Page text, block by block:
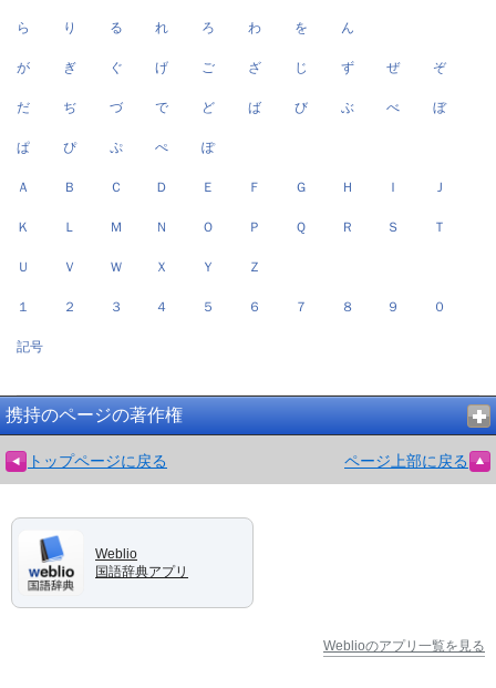
ら り る れ ろ わ を ん
が ぎ ぐ げ ご ざ じ ず ぜ ぞ
だ ぢ づ で ど ば び ぶ べ ぼ
ぱ ぴ ぷ ぺ ぽ
Ａ Ｂ Ｃ Ｄ Ｅ Ｆ Ｇ Ｈ Ｉ Ｊ
Ｋ Ｌ Ｍ Ｎ Ｏ Ｐ Ｑ Ｒ Ｓ Ｔ
Ｕ Ｖ Ｗ Ｘ Ｙ Ｚ
１ ２ ３ ４ ５ ６ ７ ８ ９ ０
記号
携持のページの著作権
トップページに戻る ページ上部に戻る
Weblio
国語辞典アプリ
Weblioのアプリ一覧を見る